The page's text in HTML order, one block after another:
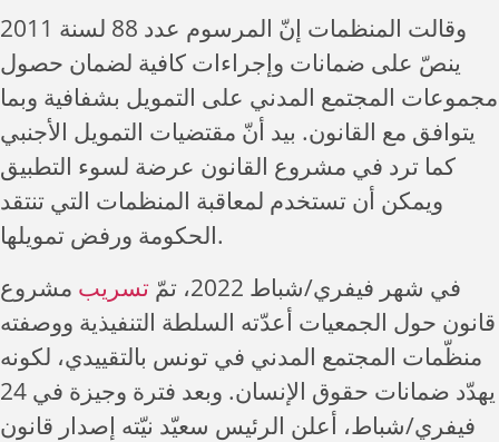
وقالت المنظمات إنّ المرسوم عدد 88 لسنة 2011
ينصّ على ضمانات وإجراءات كافية لضمان حصول
مجموعات المجتمع المدني على التمويل بشفافية وبما
يتوافق مع القانون. بيد أنّ مقتضيات التمويل الأجنبي
كما ترد في مشروع القانون عرضة لسوء التطبيق
ويمكن أن تستخدم لمعاقبة المنظمات التي تنتقد
الحكومة ورفض تمويلها.
في شهر فيفري/شباط 2022، تمّ
تسريب مشروع
قانون حول الجمعيات أعدّته السلطة التنفيذية ووصفته
منظّمات المجتمع المدني في تونس بالتقييدي، لكونه
يهدّد ضمانات حقوق الإنسان. وبعد فترة وجيزة في 24
فيفري/شباط، أعلن الرئيس سعيّد نيّته إصدار قانون